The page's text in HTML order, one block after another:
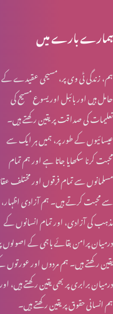
انبیا ء و بزرگ – ابراہام
انبیاء و بزرگ –
انبیاء و بزرگ – آدم
آخری جنگ – کیا
ہمارے بارے میں
ہم، زندگی ٹی وی پر، مسیحی عقیدے کے
حامل ہیں اور بائبل اور یسوع مسیح کی
تعلیمات کی صداقت پر یقین رکھتے ہیں۔
عیسائیوں کے طور پر، ہمیں ہر ایک سے
محبت کرنا سکھایا جاتا ہے اور ہم تمام
مسلمانوں سے تمام فرقوں اور مختلف
سے محبت کرتے ہیں۔ ہم آزادی اظہار،
مذہب کی آزادی، اور تمام انسانوں کے
درمیان پرامن بقائے باہمی کے اصولوں
یقین رکھتے ہیں۔ ہم مردوں اور
درمیان برابری پر بھی یقین رکھتے ہیں، اور
ہم انسانی حقوق پر یقین رکھتے ہیں۔